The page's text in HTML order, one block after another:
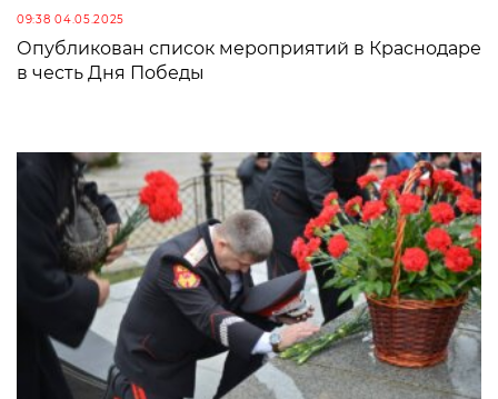
09:38 04.05.2025
Опубликован список мероприятий в Краснодаре
в честь Дня Победы